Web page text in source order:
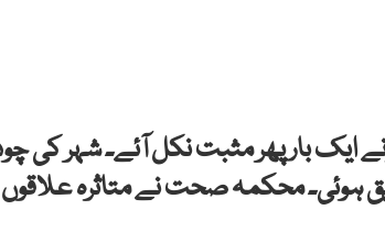
ایک بار پھر مثبت نکل آئے۔ شہر کی
ہوئی۔ محکمہ صحت نے متاثرہ